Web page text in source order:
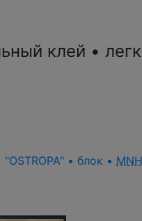
клей •
• блок •